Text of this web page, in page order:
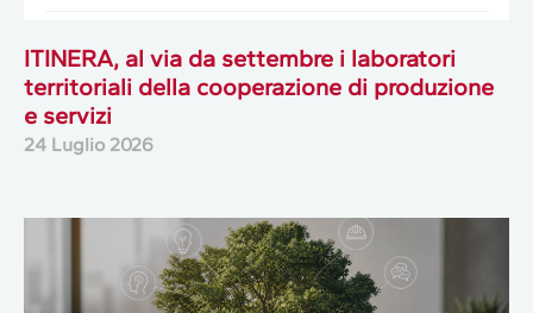
ITINERA, al via da settembre i laboratori
territoriali della cooperazione di produzione
e servizi
24 Luglio 2026